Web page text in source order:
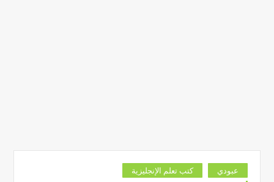
عبودي كتب تعلم الإنجليزية